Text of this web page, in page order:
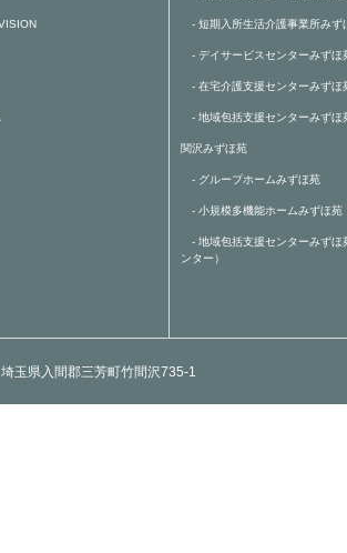
- 短期入所生活介護事業所みず
- デイサービスセンターみずほ
- 在宅介護支援センターみずほ
- 地域包括支援センターみずほ
関沢みずほ苑
- グループホームみずほ苑
- 小規模多機能ホームみずほ苑
- 地域包括支援センターみずほ
ンター）
埼玉県入間郡三芳町竹間沢735-1